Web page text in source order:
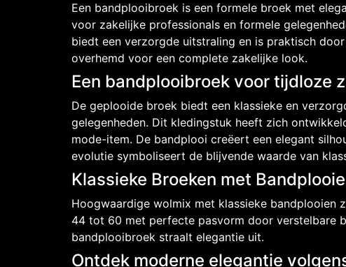
Een bandplooibroek is een formele broek met
voor zakelijke professionals en formele
biedt een verzorgde uitstraling en is praktisch
overhemd voor een complete zakelijke look.
Een bandplooibroek voor tijdloze
De geplooide broek biedt een klassieke en
gelegenheden. Dit kledingstuk heeft zich
mode-item. De bandplooi creëert een elegant
evolutie symboliseert de blijvende waarde van
Klassieke Broeken met
Hoogwaardige wolmix met klassieke
44 tot 60 met perfecte pasvorm door verstelbare
bandplooibroek straalt elegantie uit.
Ontdek moderne elegantie